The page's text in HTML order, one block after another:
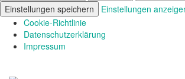
Einstellungen speichern
Einstellungen
Cookie-Richtlinie
Datenschutzerklärung
Impressum